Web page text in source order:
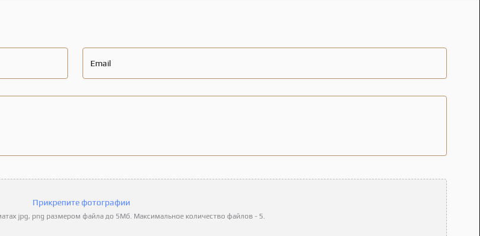
Email
Прикрепите фотографии
jpg, png размером файла до 5Мб. Максимальное количество файлов - 5.